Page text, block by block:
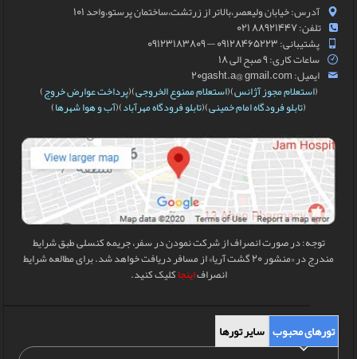
آدرس: خیابان ولیعصر،بالاتر از زرتشت،ساختمان پرستو،واحد 101
تلفن: 88921447 021
پشتیبانی: 09128465223 — 09123183809
ساعات کاری: 9 صبح الی 18
ایمیل: 20gasht.a@ gmail.com
(استعلام مجوز آژانس)(استعلام ممنوع الخروجی)(پرداخت عوارض خروج)
(تابلو فرودگاه امام خمینی)(تابلو فرودگاه مهرآباد)(آب و هوا شهرها)
توجه: در صورت انصراف از شرکت نمودن در سفر، جریمه کنسلی طبق شرایط
مندرج در «منشور 20 گشت آریا» از مسافر دریافت خواهد شد. برای مطالعه شرایط
انصرافاینجاکلیک کنید.
تورهای محبوب سایر تورها